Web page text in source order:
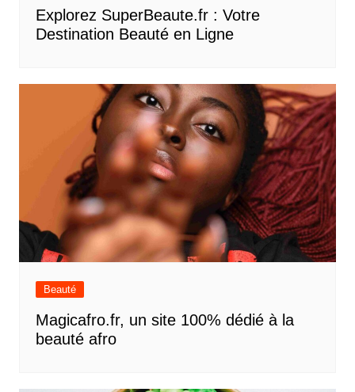
Explorez SuperBeaute.fr : Votre
Destination Beauté en Ligne
Beauté
Magicafro.fr, un site 100% dédié à la
beauté afro